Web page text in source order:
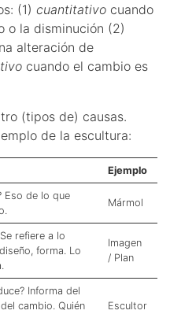
(1) cuantitativo cuando
o la disminución (2)
alteración de
cuando el cambio es
(tipos de) causas.
de la escultura:
Ejemplo
Eso de lo que
Mármol
refiere a lo
forma. Lo
Imagen
/ Plan
Informa del
cambio. Quién
Escultor